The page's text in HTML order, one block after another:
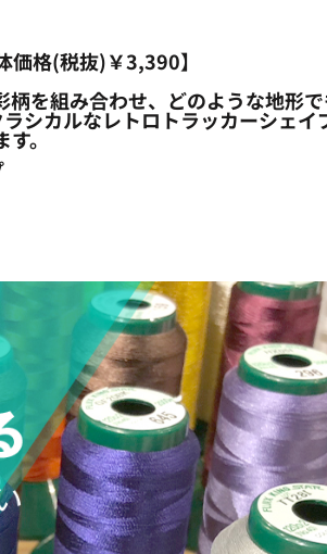
格(税抜)￥3,390】
を組み合わせ、どのような地形
シカルなレトロトラッカーシェ
す。